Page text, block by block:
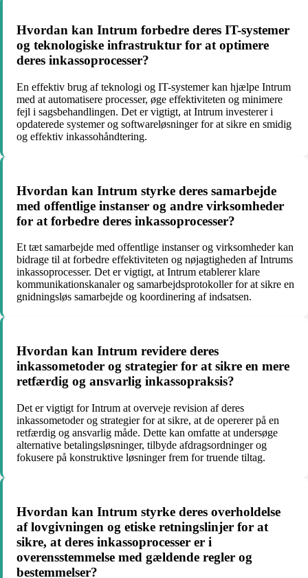
Hvordan kan Intrum forbedre deres IT-systemer
og teknologiske infrastruktur for at optimere
deres inkassoprocesser?
En effektiv brug af teknologi og IT-systemer kan hjælpe Intrum
med at automatisere processer, øge effektiviteten og minimere
fejl i sagsbehandlingen. Det er vigtigt, at Intrum investerer i
opdaterede systemer og softwareløsninger for at sikre en smidig
og effektiv inkassohåndtering.
Hvordan kan Intrum styrke deres samarbejde
med offentlige instanser og andre virksomheder
for at forbedre deres inkassoprocesser?
Et tæt samarbejde med offentlige instanser og virksomheder kan
bidrage til at forbedre effektiviteten og nøjagtigheden af Intrums
inkassoprocesser. Det er vigtigt, at Intrum etablerer klare
kommunikationskanaler og samarbejdsprotokoller for at sikre en
gnidningsløs samarbejde og koordinering af indsatsen.
Hvordan kan Intrum revidere deres
inkassometoder og strategier for at sikre en mere
retfærdig og ansvarlig inkassopraksis?
Det er vigtigt for Intrum at overveje revision af deres
inkassometoder og strategier for at sikre, at de opererer på en
retfærdig og ansvarlig måde. Dette kan omfatte at undersøge
alternative betalingsløsninger, tilbyde afdragsordninger og
fokusere på konstruktive løsninger frem for truende tiltag.
Hvordan kan Intrum styrke deres overholdelse
af lovgivningen og etiske retningslinjer for at
sikre, at deres inkassoprocesser er i
overensstemmelse med gældende regler og
bestemmelser?